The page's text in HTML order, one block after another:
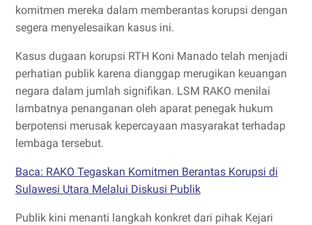
komitmen mereka dalam memberantas korupsi dengan
segera menyelesaikan kasus ini.
Kasus dugaan korupsi RTH Koni Manado telah menjadi
perhatian publik karena dianggap merugikan keuangan
negara dalam jumlah signifikan. LSM RAKO menilai
lambatnya penanganan oleh aparat penegak hukum
berpotensi merusak kepercayaan masyarakat terhadap
lembaga tersebut.
Baca: RAKO Tegaskan Komitmen Berantas Korupsi di
Sulawesi Utara Melalui Diskusi Publik
Publik kini menanti langkah konkret dari pihak Kejari